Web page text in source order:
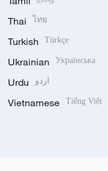
Thai ไทย
Turkish Türkçe
Ukrainian Українська
Urdu اردو
Vietnamese Tiếng Việt